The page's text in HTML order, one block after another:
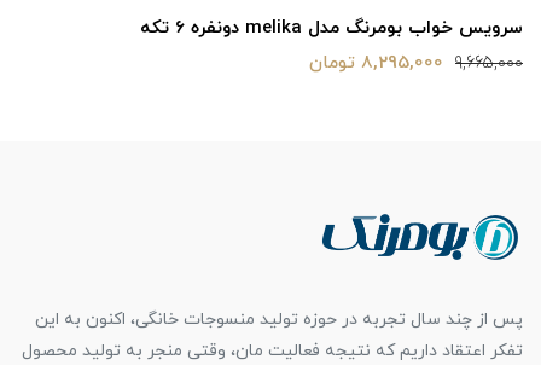
سرویس خواب بومرنگ مدل highlight دونفره 6 تکه
11,598,000 9,980,000 تومان
پس از چند سال تجربه در حوزه تولید منسوجات خانگی، اکنون به این
تفکر اعتقاد داریم که نتیجه فعالیت مان، وقتی منجر به تولید محصول